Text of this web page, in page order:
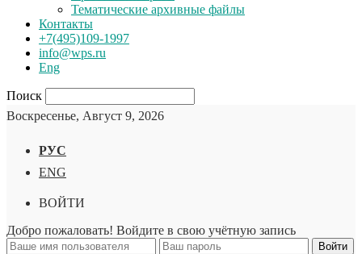
Тематические архивные файлы
Контакты
+7(495)109-1997
info@wps.ru
Eng
Поиск
Воскресенье, Август 9, 2026
РУС
ENG
ВОЙТИ
Добро пожаловать! Войдите в свою учётную запись